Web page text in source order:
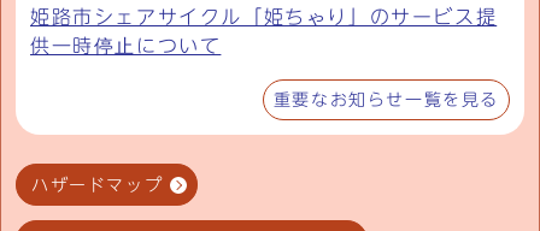
姫路市シェアサイクル「姫ちゃり」のサービス提
供一時停止について
重要なお知らせ一覧を見る
ハザードマップ